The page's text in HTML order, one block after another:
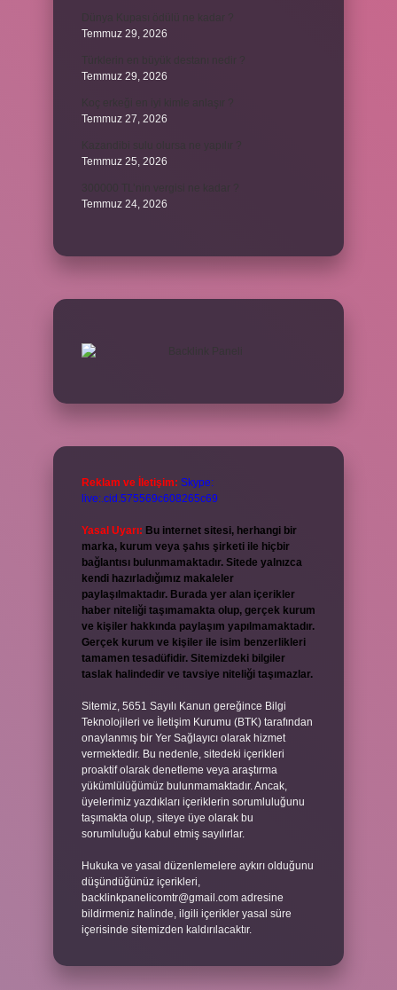
Temmuz 29, 2026
Temmuz 29, 2026
Temmuz 27, 2026
Temmuz 25, 2026
Temmuz 24, 2026
Reklam ve İletişim: Skype:
live:.cid.575569c608265c69
Yasal Uyarı: Bu internet sitesi, herhangi bir
marka, kurum veya şahıs şirketi ile hiçbir
bağlantısı bulunmamaktadır. Sitede yalnızca
kendi hazırladığımız makaleler
paylaşılmaktadır. Burada yer alan içerikler
haber niteliği taşımamakta olup, gerçek kurum
ve kişiler hakkında paylaşım yapılmamaktadır.
Gerçek kurum ve kişiler ile isim benzerlikleri
tamamen tesadüfidir. Sitemizdeki bilgiler
taslak halindedir ve tavsiye niteliği taşımazlar.
Sitemiz, 5651 Sayılı Kanun gereğince Bilgi
Teknolojileri ve İletişim Kurumu (BTK) tarafından
onaylanmış bir Yer Sağlayıcı olarak hizmet
vermektedir. Bu nedenle, sitedeki içerikleri
proaktif olarak denetleme veya araştırma
yükümlülüğümüz bulunmamaktadır. Ancak,
üyelerimiz yazdıkları içeriklerin sorumluluğunu
taşımakta olup, siteye üye olarak bu
sorumluluğu kabul etmiş sayılırlar.
Hukuka ve yasal düzenlemelere aykırı olduğunu
düşündüğünüz içerikleri,
backlinkpanelicomtr@gmail.com adresine
bildirmeniz halinde, ilgili içerikler yasal süre
içerisinde sitemizden kaldırılacaktır.